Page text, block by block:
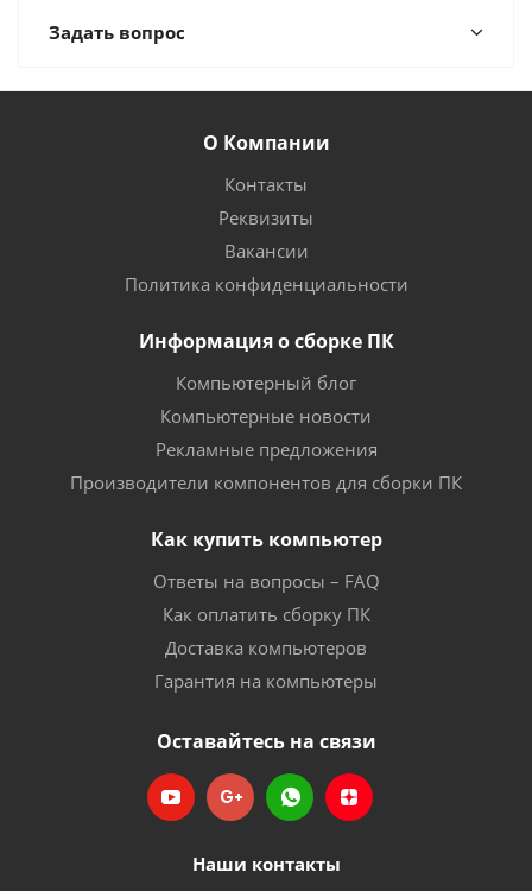
Задать вопрос
О Компании
Контакты
Реквизиты
Вакансии
Политика конфиденциальности
Информация о сборке ПК
Компьютерный блог
Компьютерные новости
Рекламные предложения
Производители компонентов для сборки ПК
Как купить компьютер
Ответы на вопросы – FAQ
Как оплатить сборку ПК
Доставка компьютеров
Гарантия на компьютеры
Оставайтесь на связи
Наши контакты